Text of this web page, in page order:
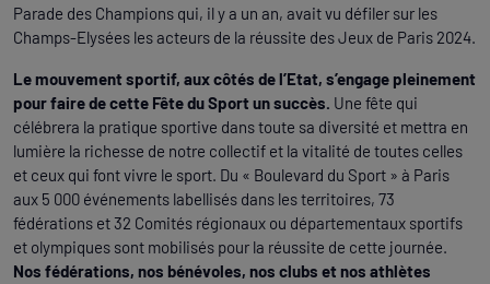
Parade des Champions qui, il y a un an, avait vu défiler sur les
Champs-Elysées les acteurs de la réussite des Jeux de Paris 2024.
Le mouvement sportif, aux côtés de l’Etat, s’engage pleinement
pour faire de cette Fête du Sport un succès. Une fête qui
célébrera la pratique sportive dans toute sa diversité et mettra en
lumière la richesse de notre collectif et la vitalité de toutes celles
et ceux qui font vivre le sport. Du « Boulevard du Sport » à Paris
aux 5 000 événements labellisés dans les territoires, 73
fédérations et 32 Comités régionaux ou départementaux sportifs
et olympiques sont mobilisés pour la réussite de cette journée.
Nos fédérations, nos bénévoles, nos clubs et nos athlètes